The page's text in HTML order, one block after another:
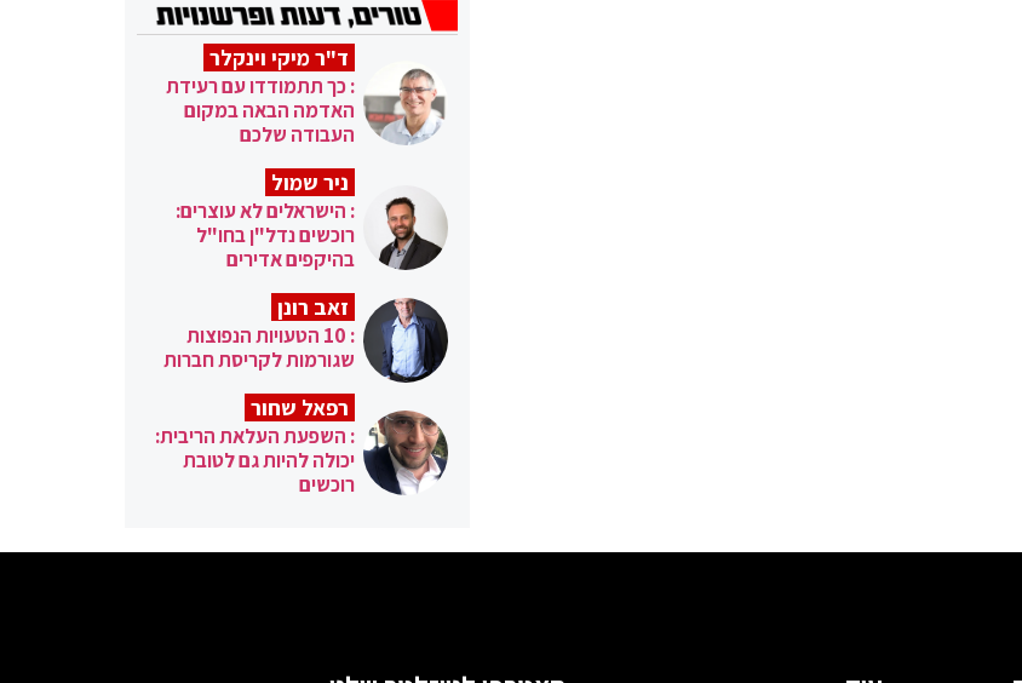
ד"ר מיקי וינקלר
: כך תתמודדו עם רעידת
האדמה הבאה במקום
העבודה שלכם
ניר שמול
: הישראלים לא עוצרים:
רוכשים נדל"ן בחו"ל
בהיקפים אדירים
זאב רונן
: 10 הטעויות הנפוצות
שגורמות לקריסת חברות
רפאל שחור
: השפעת העלאת הריבית:
יכולה להיות גם לטובת
רוכשים